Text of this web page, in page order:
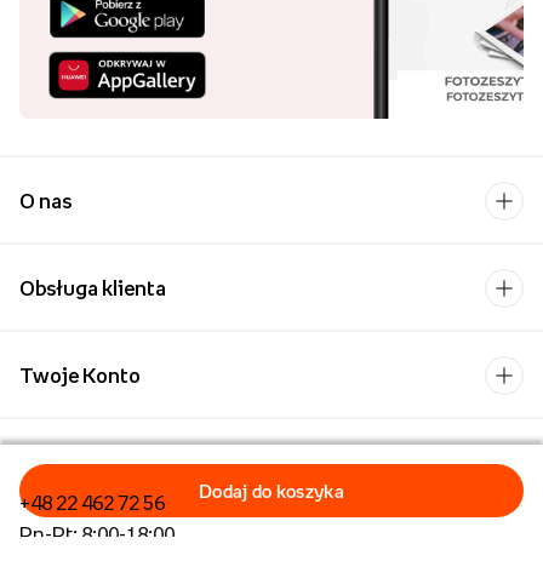
O nas
Obsługa klienta
Kontakt
+48 22 462 72 56
Pn-Pt: 8:00-18:00
Twoje Konto